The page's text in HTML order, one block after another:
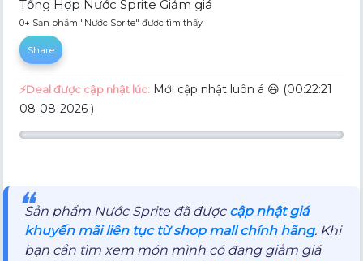
Tổng Hợp Nước Sprite Giảm giá
0+ Sản phẩm "Nước Sprite" được tìm thấy
Share
⚡️Deal được cập nhật lúc: Mới cập nhật luôn á 😆 (00:22:21
08-08-2026 )
❝
Sản phẩm Nước Sprite đã được cập nhật giá
khuyến mãi liên tục từ shop mall chính hãng. Khi
bạn cần tìm xem món mình có đang giảm giá